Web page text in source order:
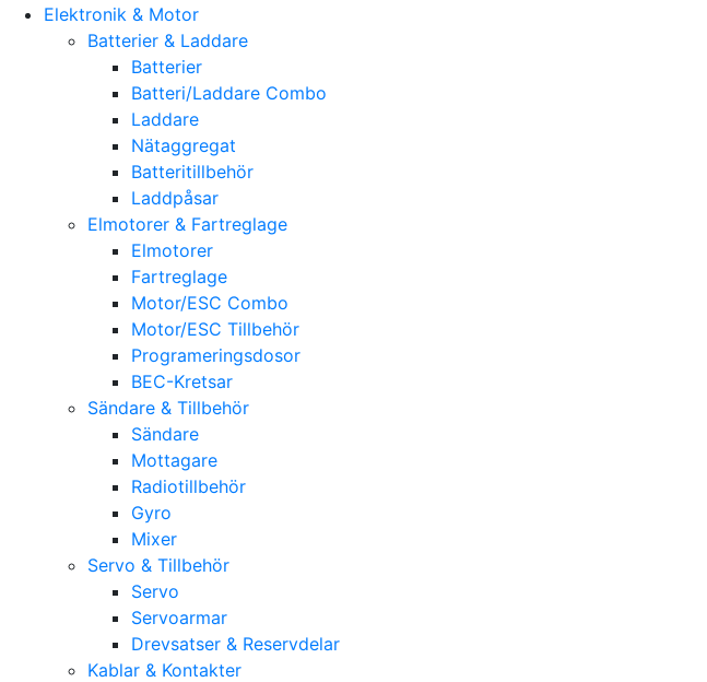
Elektronik & Motor
Batterier & Laddare
Batterier
Batteri/Laddare Combo
Laddare
Nätaggregat
Batteritillbehör
Laddpåsar
Elmotorer & Fartreglage
Elmotorer
Fartreglage
Motor/ESC Combo
Motor/ESC Tillbehör
Programeringsdosor
BEC-Kretsar
Sändare & Tillbehör
Sändare
Mottagare
Radiotillbehör
Gyro
Mixer
Servo & Tillbehör
Servo
Servoarmar
Drevsatser & Reservdelar
Kablar & Kontakter